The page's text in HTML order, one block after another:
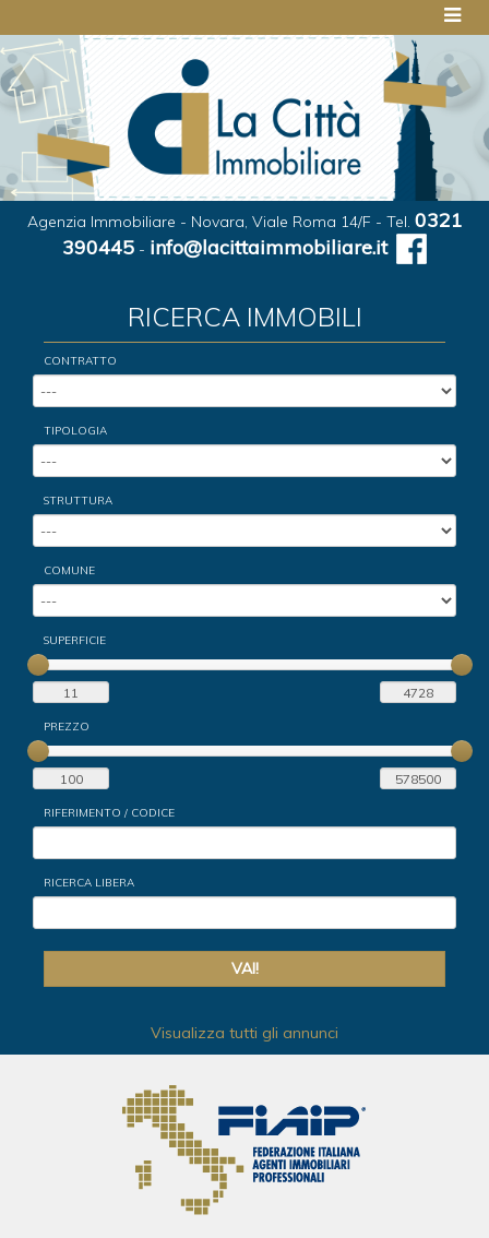
Agenzia Immobiliare - Novara, Viale Roma 14/F - Tel. 0321
390445 - info@lacittaimmobiliare.it
RICERCA IMMOBILI
CONTRATTO
TIPOLOGIA
STRUTTURA
COMUNE
SUPERFICIE
PREZZO
RIFERIMENTO / CODICE
RICERCA LIBERA
Visualizza tutti gli annunci